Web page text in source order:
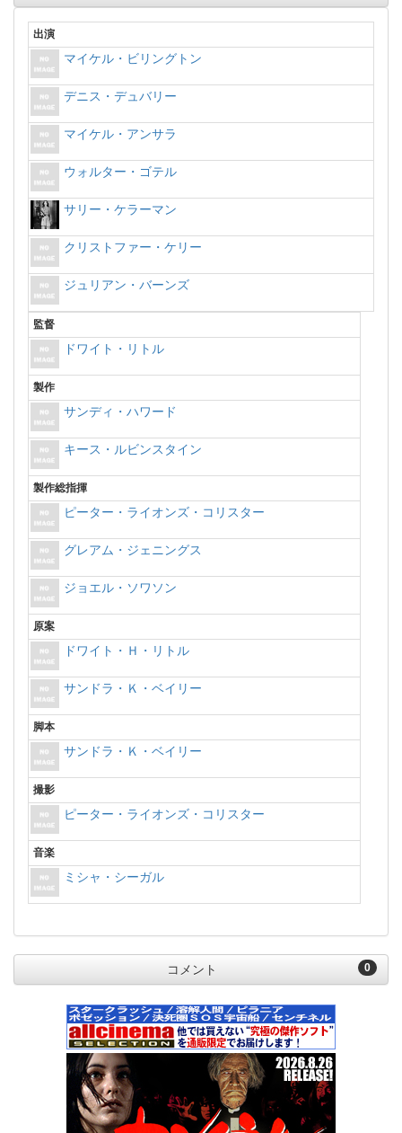
出演
マイケル・ビリングトン
デニス・デュバリー
マイケル・アンサラ
ウォルター・ゴテル
サリー・ケラーマン
クリストファー・ケリー
ジュリアン・バーンズ
監督
ドワイト・リトル
製作
サンディ・ハワード
キース・ルビンスタイン
製作総指揮
ピーター・ライオンズ・コリスター
グレアム・ジェニングス
ジョエル・ソワソン
原案
ドワイト・Ｈ・リトル
サンドラ・Ｋ・ベイリー
脚本
サンドラ・Ｋ・ベイリー
撮影
ピーター・ライオンズ・コリスター
音楽
ミシャ・シーガル
0
コメント